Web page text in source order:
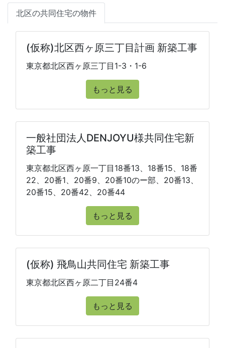
北区の共同住宅の物件
(仮称)北区西ヶ原三丁目計画 新築工事
東京都北区西ヶ原三丁目1-3・1-6
もっと見る
一般社団法人DENJOYU様共同住宅新
築工事
東京都北区西ヶ原一丁目18番13、18番15、18番
22、20番1、20番9、20番10のー部、20番13、
20番15、20番42、20番44
もっと見る
(仮称) 飛鳥山共同住宅 新築工事
東京都北区西ヶ原二丁目24番4
もっと見る